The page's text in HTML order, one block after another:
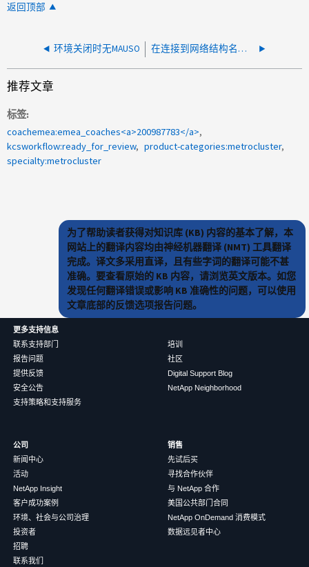
返回顶部
环境关闭时无MAUSO 在连接到网络结构名称为 xx ： xx ： xx ： xx ： xx ： xx ： xx ： xx ： xx ： xx ： xx 的 MetroCluster DR 节点上未找到端口
推荐文章
标签
coachemea:emea_coaches<a>200987783</a>
kcsworkflow:ready_for_review
product-categories:metrocluster
specialty:metrocluster
为了帮助读者获得对知识库 (KB) 内容的基本了解，本
网站上的翻译内容均由神经机器翻译 (NMT) 工具翻译
完成。译文多采用直译，且有些字词的翻译可能不甚
准确。要查看原始的 KB 内容，请浏览英文版本。如您
发现任何翻译错误或影响 KB 准确性的问题，可以使用
文章底部的反馈选项报告问题。
更多支持信息
联系支持部门
报告问题
提供反馈
安全公告
支持策略和支持服务
培训
社区
Digital Support Blog
NetApp Neighborhood
公司
新闻中心
活动
NetApp Insight
客户成功案例
环境、社会与公司治理
投资者
招聘
联系我们
销售
先试后买
寻找合作伙伴
与 NetApp 合作
美国公共部门合同
NetApp OnDemand 消费模式
数据远见者中心